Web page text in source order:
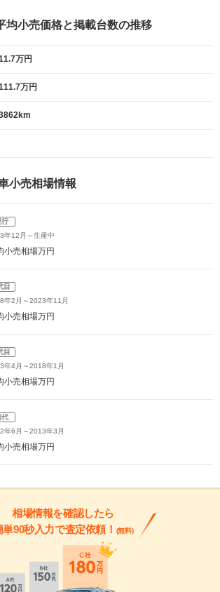
均小売価格と掲載台数の推移
万円
万円
小売相場情報
行
年12月～生産中
小売相場万円
目
年2月～2023年11月
小売相場万円
目
年4月～2018年1月
小売相場万円
代
年6月～2013年3月
小売相場万円
相場情報を確認したら
単90秒入力で査定依頼！ (無料)